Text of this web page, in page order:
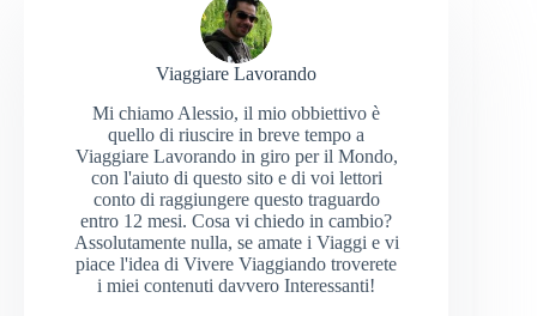
Viaggiare Lavorando
Mi chiamo Alessio, il mio obbiettivo è
quello di riuscire in breve tempo a
Viaggiare Lavorando in giro per il Mondo,
con l'aiuto di questo sito e di voi lettori
conto di raggiungere questo traguardo
entro 12 mesi. Cosa vi chiedo in cambio?
Assolutamente nulla, se amate i Viaggi e vi
piace l'idea di Vivere Viaggiando troverete
i miei contenuti davvero Interessanti!